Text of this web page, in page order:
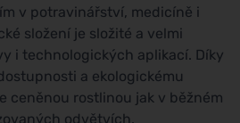
v potravinářství, medicíně i
složení je složité a velmi
i technologických aplikací. Díky
a ekologickému
ceněnou rostlinou jak v běžném
odvětvích.